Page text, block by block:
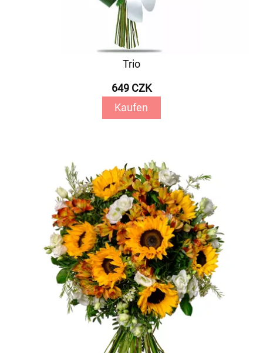
Trio
649 CZK
Kaufen